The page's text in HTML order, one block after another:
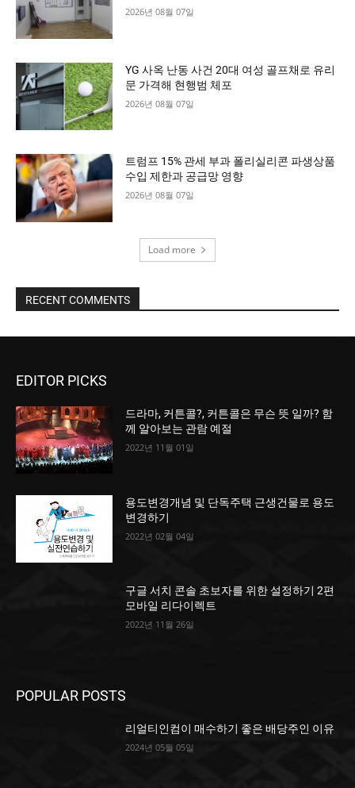
2026년 08월 07일
YG 사옥 난동 사건 20대 여성 골프채로 유리
문 가격해 현행범 체포
2026년 08월 07일
트럼프 15% 관세 부과 폴리실리콘 파생상품
수입 제한과 공급망 영향
2026년 08월 07일
Load more
RECENT COMMENTS
EDITOR PICKS
드라마, 커튼콜?, 커튼콜은 무슨 뜻 일까? 함
께 알아보는 관람 예절
2022년 11월 01일
용도변경개념 및 단독주택 근생건물로 용도
변경하기
2022년 02월 04일
구글 서치 콘솔 초보자를 위한 설정하기 2편
모바일 리다이렉트
2022년 11월 26일
POPULAR POSTS
리얼티인컴이 매수하기 좋은 배당주인 이유
2024년 05월 05일